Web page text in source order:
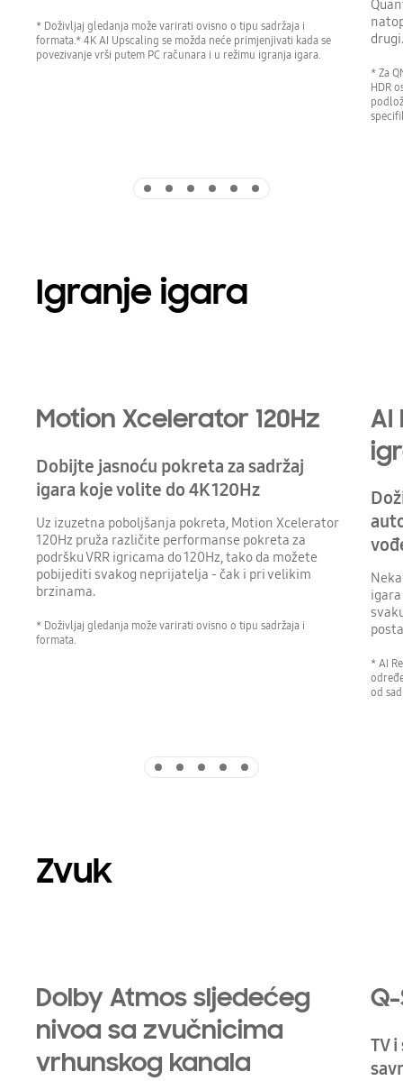
* Doživljaj gledanja može varirati ovisno o tipu sadržaja i
formata.* 4K AI Upscaling se možda neće primjenjivati kada se
povezivanje vrši putem PC računara i u režimu igranja igara.
* Za
HDR
Igranje igara
Motion Xcelerator 120Hz
Dobijte jasnoću pokreta za sadržaj
igara koje volite do 4K 120Hz
Uz izuzetna poboljšanja pokreta, Motion Xcelerator
120Hz pruža različite performanse pokreta za
podršku VRR igricama do 120Hz, tako da možete
pobijediti svakog neprijatelja - čak i pri velikim
brzinama.
* Doživljaj gledanja može varirati ovisno o tipu sadržaja i
formata.
AI
* AI
od
Zvuk
Dolby Atmos sljedećeg
nivoa sa zvučnicima
vrhunskog kanala
TV